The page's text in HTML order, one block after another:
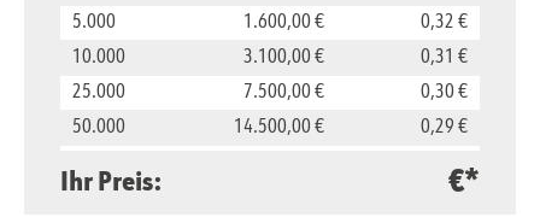
5.000
1.600,00 €
0,32 €
10.000
3.100,00 €
0,31 €
25.000
7.500,00 €
0,30 €
50.000
14.500,00 €
0,29 €
Ihr Preis: €*